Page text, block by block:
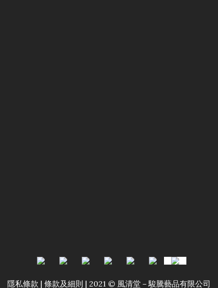
隱私條款 | 條款及細則 | 2021 © 風清堂－駿騰藝品有限公司